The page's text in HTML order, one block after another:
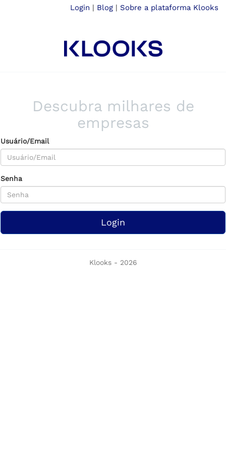
Login | Blog | Sobre a plataforma Klooks
Descubra milhares de
empresas
Usuário/Email
Senha
Login
Klooks - 2026